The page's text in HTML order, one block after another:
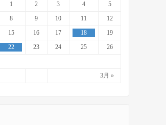
3月 »
1 2 3 4
5
8 9 10 11
12
15 16 17 18
19
22 23 24 25
26